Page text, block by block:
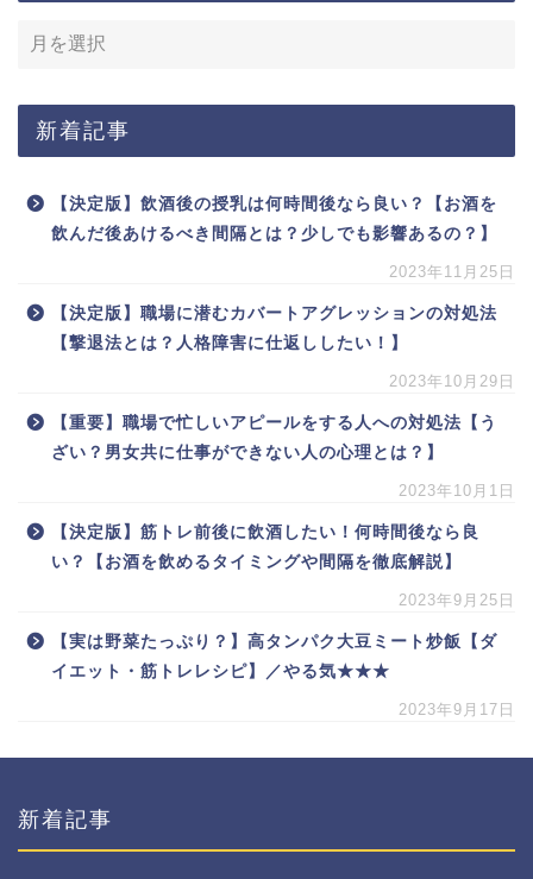
新着記事
【決定版】飲酒後の授乳は何時間後なら良い？【お酒を
飲んだ後あけるべき間隔とは？少しでも影響あるの？】
2023年11月25日
【決定版】職場に潜むカバートアグレッションの対処法
【撃退法とは？人格障害に仕返ししたい！】
2023年10月29日
【重要】職場で忙しいアピールをする人への対処法【う
ざい？男女共に仕事ができない人の心理とは？】
2023年10月1日
【決定版】筋トレ前後に飲酒したい！何時間後なら良
い？【お酒を飲めるタイミングや間隔を徹底解説】
2023年9月25日
【実は野菜たっぷり？】高タンパク大豆ミート炒飯【ダ
イエット・筋トレレシピ】／やる気★★★
2023年9月17日
新着記事